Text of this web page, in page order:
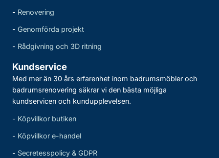
- Renovering
- Genomförda projekt
- Rådgivning och 3D ritning
Kundservice
Med mer än 30 års erfarenhet inom badrumsmöbler och
badrumsrenovering säkrar vi den bästa möjliga
kundservicen och kundupplevelsen.
- Köpvillkor butiken
- Köpvillkor e-handel
- Secretesspolicy & GDPR